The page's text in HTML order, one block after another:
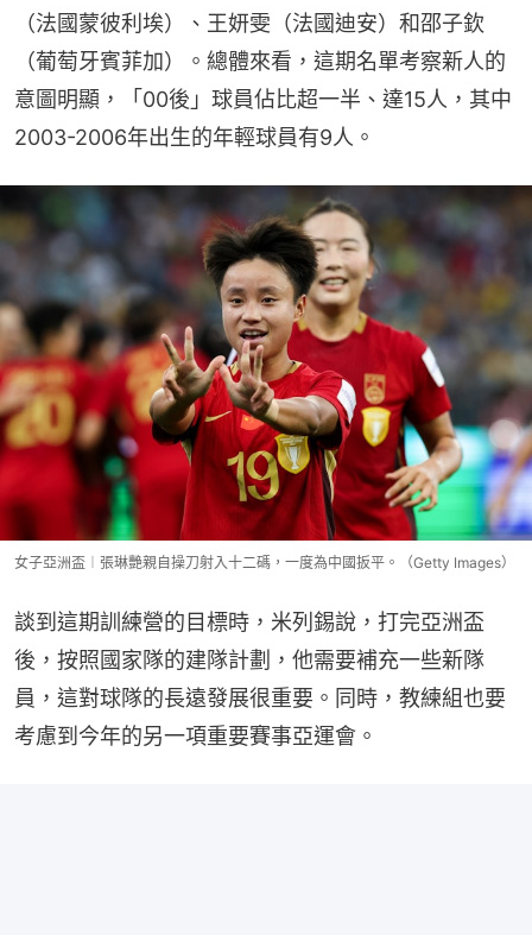
（法國蒙彼利埃）、王妍雯（法國迪安）和邵子欽
（葡萄牙賓菲加）。總體來看，這期名單考察新人的
意圖明顯，「00後」球員佔比超一半、達15人，其中
2003-2006年出生的年輕球員有9人。
女子亞洲盃︱張琳艷親自操刀射入十二碼，一度為中國扳平。（Getty Images）
談到這期訓練營的目標時，米列錫說，打完亞洲盃
後，按照國家隊的建隊計劃，他需要補充一些新隊
員，這對球隊的長遠發展很重要。同時，教練組也要
考慮到今年的另一項重要賽事亞運會。